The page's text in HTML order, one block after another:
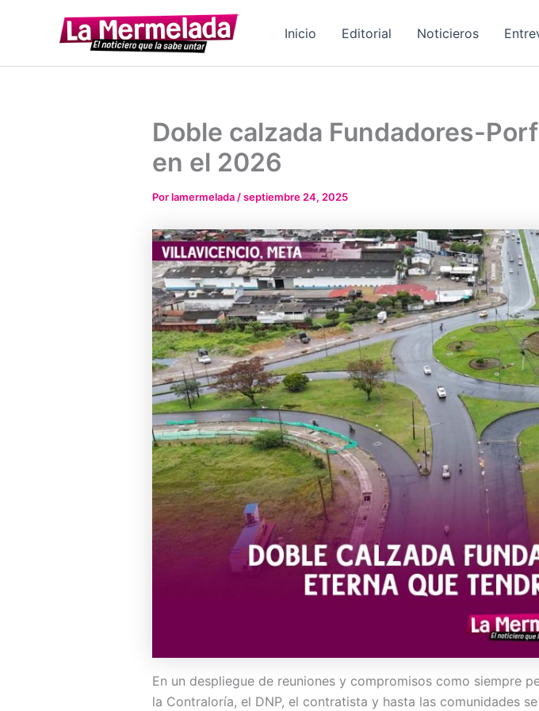
Inicio Editorial Noticieros
Doble calzada Fundadores-
en el 2026
Porlamermelada/septiembre 24, 2025
En un despliegue de reuniones y compromisos como siempre
la Contraloría, el DNP, el contratista y hasta las comunidades